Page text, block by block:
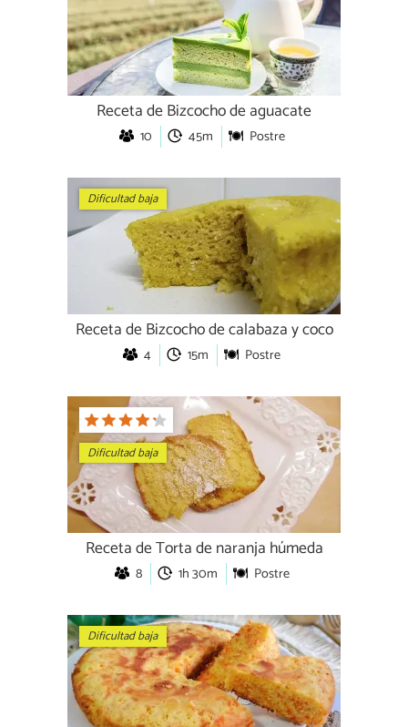
Receta de Bizcocho de aguacate
10 45m Postre
Dificultad baja
Receta de Bizcocho de calabaza y coco
4 15m Postre
Dificultad baja
Receta de Torta de naranja húmeda
8 1h 30m Postre
Dificultad baja